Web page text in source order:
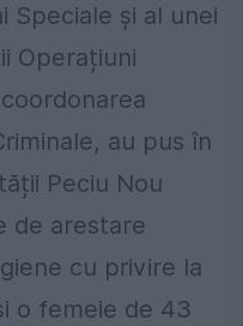
Speciale și al unei
Operațiuni
au pus în
Peciu Nou
de arestare
cu privire la
o femeie de 43